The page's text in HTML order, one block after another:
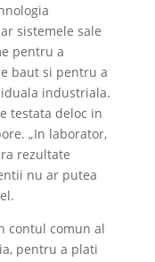
sistemele sale
pentru a
baut si pentru a
industriala.
testata deloc in
„In laborator,
rezultate
nu ar putea
contul comun al
pentru a plati